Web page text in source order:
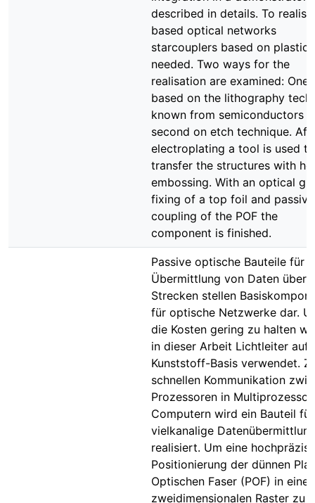
described in details. To realise
based optical networks
starcouplers based on plastic
needed. Two ways for the
realisation are examined: One
based on the lithography
known from semiconductors
second on etch technique.
electroplating a tool is used to
transfer the structures with
embossing. With an optical
fixing of a top foil and passive
coupling of the POF the
component is finished.
Passive optische Bauteile für
Übermittlung von Daten über
Strecken stellen
für optische Netzwerke dar.
die Kosten gering zu halten
in dieser Arbeit Lichtleiter auf
Kunststoff-Basis verwendet.
schnellen Kommunikation
Prozessoren in Multiprozessor
Computern wird ein Bauteil
vielkanalige
realisiert. Um eine hochpräzise
Positionierung der dünnen
Optischen Faser (POF) in
zweidimensionalen Raster zu